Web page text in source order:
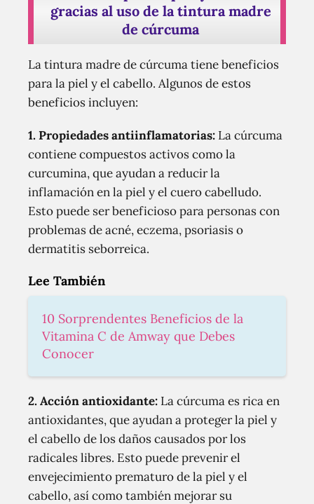
gracias al uso de la tintura madre
de cúrcuma
La tintura madre de cúrcuma tiene beneficios
para la piel y el cabello. Algunos de estos
beneficios incluyen:
1. Propiedades antiinflamatorias: La cúrcuma
contiene compuestos activos como la
curcumina, que ayudan a reducir la
inflamación en la piel y el cuero cabelludo.
Esto puede ser beneficioso para personas con
problemas de acné, eczema, psoriasis o
dermatitis seborreica.
Lee También
10 Sorprendentes Beneficios de la
Vitamina C de Amway que Debes
Conocer
2. Acción antioxidante: La cúrcuma es rica en
antioxidantes, que ayudan a proteger la piel y
el cabello de los daños causados por los
radicales libres. Esto puede prevenir el
envejecimiento prematuro de la piel y el
cabello, así como también mejorar su